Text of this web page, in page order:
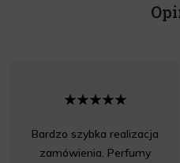
Bardzo szybka realizacja
zamówienia. Perfumy